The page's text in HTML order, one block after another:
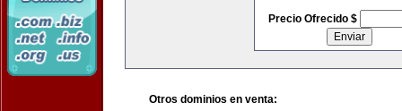
Precio Ofrecido $
Otros dominios en venta: